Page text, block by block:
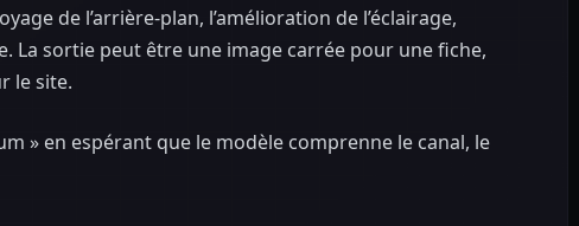
de l’arrière-plan, l’amélioration de l’éclairage,
La sortie peut être une image carrée pour une fiche,
le site.
» en espérant que le modèle comprenne le canal, le